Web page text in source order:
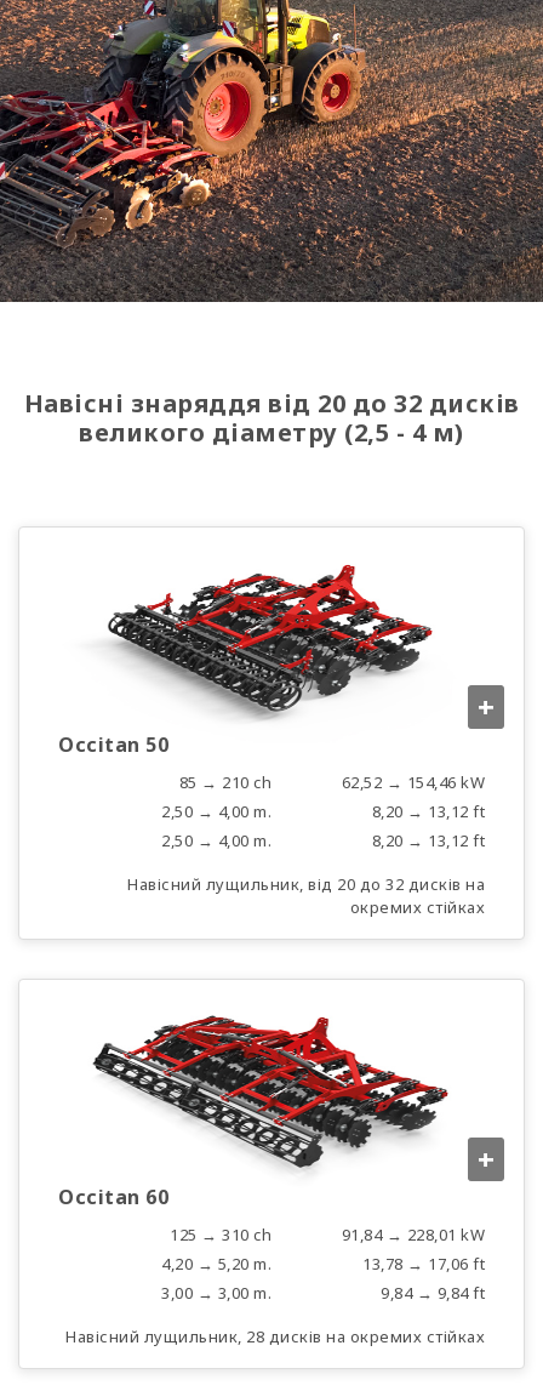
Навісні знаряддя від 20 до 32 дисків
великого діаметру (2,5 - 4 м)
+
Occitan 50
85 → 210 ch
62,52 → 154,46 kW
2,50 → 4,00 m.
8,20 → 13,12 ft
2,50 → 4,00 m.
8,20 → 13,12 ft
Навісний лущильник, від 20 до 32 дисків на
окремих стійках
+
Occitan 60
125 → 310 ch
91,84 → 228,01 kW
4,20 → 5,20 m.
13,78 → 17,06 ft
3,00 → 3,00 m.
9,84 → 9,84 ft
Навісний лущильник, 28 дисків на окремих стійках